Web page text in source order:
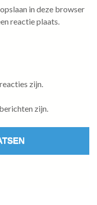
in deze browser
reactie plaats.
zijn.
zijn.